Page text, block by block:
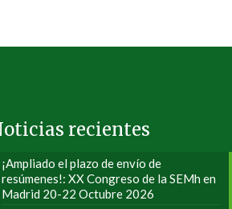
recientes
¡Ampliado el plazo de envío de
resúmenes!: XX Congreso de la SEMh en
Madrid 20-22 Octubre 2026